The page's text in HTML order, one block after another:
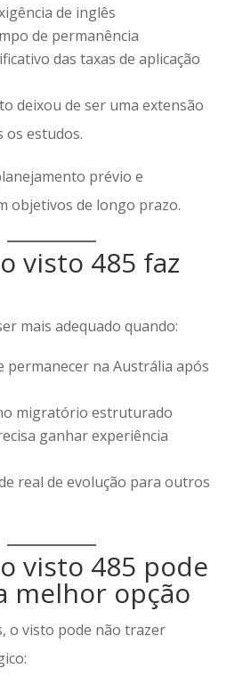
de inglês
de permanência
das taxas de aplicação
deixou de ser uma extensão
os estudos.
prévio e
objetivos de longo prazo.
visto 485 faz
mais adequado quando:
permanecer na Austrália após
migratório estruturado
ganhar experiência
real de evolução para outros
visto 485 pode
melhor opção
o visto pode não trazer